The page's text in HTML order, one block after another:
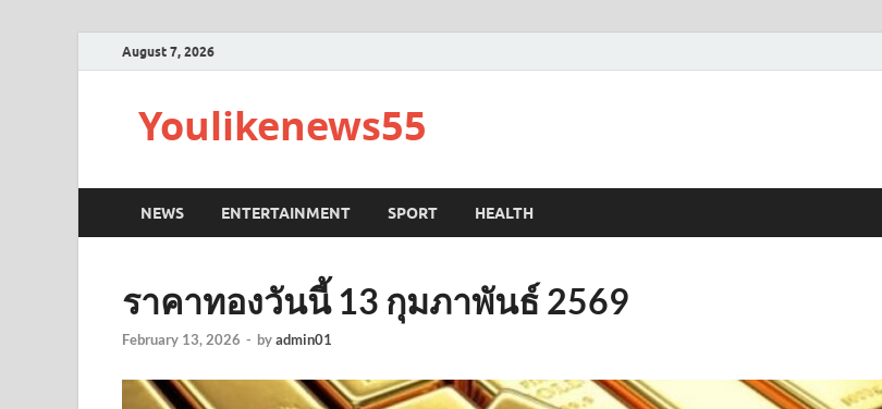
August 7, 2026
Youlikenews55
NEWS ENTERTAINMENT SPORT HEALTH
ราคาทองวันนี้ 13 กุมภาพันธ์ 2569
February 13, 2026 - byadmin01